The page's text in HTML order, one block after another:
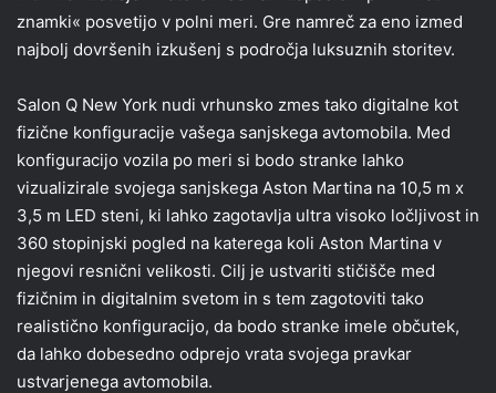
znamki« posvetijo v polni meri. Gre namreč za eno izmed
najbolj dovršenih izkušenj s področja luksuznih storitev.
Salon Q New York nudi vrhunsko zmes tako digitalne kot
fizične konfiguracije vašega sanjskega avtomobila. Med
konfiguracijo vozila po meri si bodo stranke lahko
vizualizirale svojega sanjskega Aston Martina na 10,5 m x
3,5 m LED steni, ki lahko zagotavlja ultra visoko ločljivost in
360 stopinjski pogled na katerega koli Aston Martina v
njegovi resnični velikosti. Cilj je ustvariti stičišče med
fizičnim in digitalnim svetom in s tem zagotoviti tako
realistično konfiguracijo, da bodo stranke imele občutek,
da lahko dobesedno odprejo vrata svojega pravkar
ustvarjenega avtomobila.